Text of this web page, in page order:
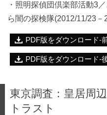
・照明探偵団倶楽部活動3
ら闇の探検隊(2012/11/23－
PDF版をダウンロード-
PDF版をダウンロード-
東京調査：皇居周
トラスト